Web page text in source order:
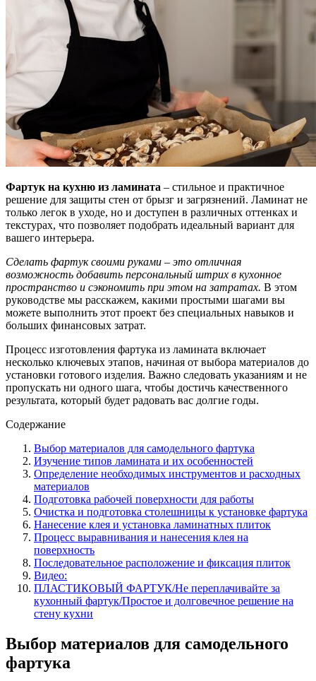
Фартук на кухню из ламината – стильное и практичное
решение для защиты стен от брызг и загрязнений. Ламинат не
только легок в уходе, но и доступен в различных оттенках и
текстурах, что позволяет подобрать идеальный вариант для
вашего интерьера.
Сделать фартук своими руками – это отличная
возможность добавить персональный штрих в кухонное
пространство и сэкономить при этом на затратах. В этом
руководстве мы расскажем, какими простыми шагами вы
можете выполнить этот проект без специальных навыков и
больших финансовых затрат.
Процесс изготовления фартука из ламината включает
несколько ключевых этапов, начиная от выбора материалов до
установки готового изделия. Важно следовать указаниям и не
пропускать ни одного шага, чтобы достичь качественного
результата, который будет радовать вас долгие годы.
Содержание
Выбор материалов для самодельного фартука
Изучение типов ламината и их особенностей
Определение необходимых инструментов и расходных
материалов
Подготовка рабочей поверхности для работы
Очистка и подготовка столешницы к установке фартука
Нанесение клея и установка ламинатных плиток
Процесс выравнивания и нанесения клея на
поверхность
Последовательное расположение и фиксация плиток
Видео:
ПЛАСТИКОВЫЙ ФАРТУК/Не переплачивайте за
кухонный фартук/Простое и долговечное решение на
стену кухни
Выбор материалов для самодельного
фартука